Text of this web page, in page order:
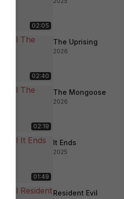
02:05
02:40
The Uprising
2026
02:19
The Mongoose
2026
01:49
It Ends
2025
Resident Evil